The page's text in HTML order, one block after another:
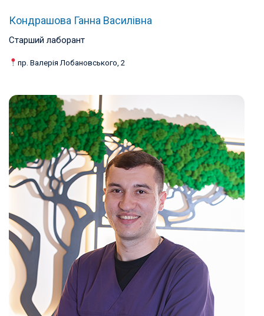
Кондрашова Ганна Василівна
Старший лаборант
пр. Валерія Лобановського, 2